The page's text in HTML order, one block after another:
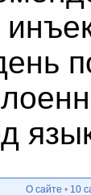
О сайте • 10